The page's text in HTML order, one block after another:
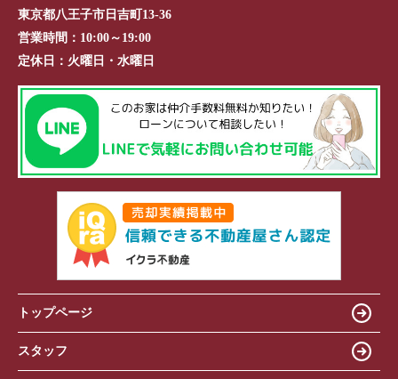
東京都八王子市日吉町13-36
営業時間： 10:00～19:00
定休日： 火曜日・水曜日
トップページ
スタッフ